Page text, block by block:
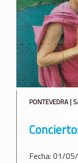
PONTEVEDRA |
Fecha: 01/